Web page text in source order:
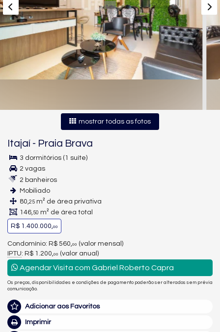
mostrar todas as fotos
Itajaí - Praia Brava
3 dormitórios (1 suíte)
2 vagas
2 banheiros
Mobiliado
80,25 m² de área privativa
146,50 m² de área total
R$ 1.400.000,00
Condomínio: R$ 560, 00 (valor mensal)
IPTU: R$ 1.200, 00 (valor anual)
Agendar Visita com Gabriel Roberto Capra
Os preços, disponibilidades e condições de pagamento poderão ser alterados sem prévia
comunicação.
Adicionar aos Favoritos
Imprimir